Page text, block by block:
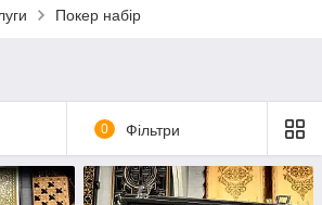
Покер набір
0 Фільтри